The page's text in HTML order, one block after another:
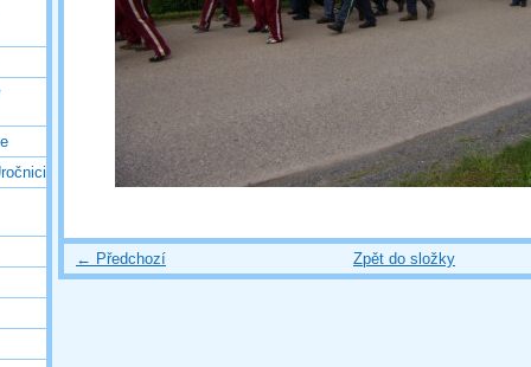
← Předchozí Zpět do složky